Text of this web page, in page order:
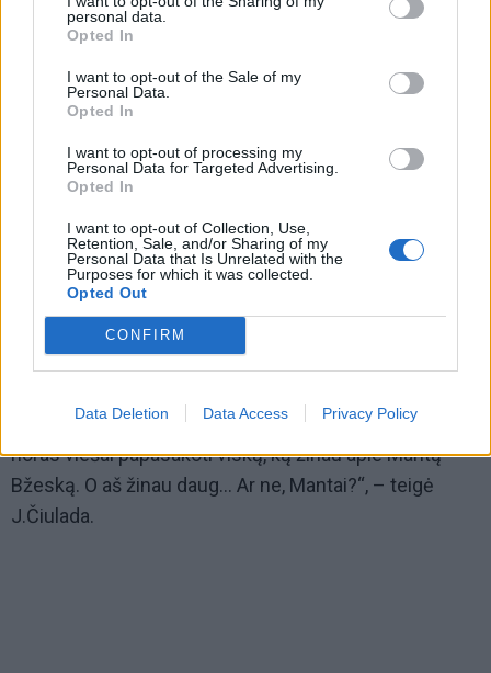
personal data.
Opted In
I want to opt-out of the Sale of my
Personal Data.
Opted In
I want to opt-out of processing my
Personal Data for Targeted Advertising.
Opted In
I want to opt-out of Collection, Use,
Retention, Sale, and/or Sharing of my
Personal Data that Is Unrelated with the
Purposes for which it was collected.
Opted Out
CONFIRM
Data Deletion Data Access Privacy Policy
legendinių „FOJE“ ir „ŽAS“ vadybininkas. Jis
bendradarbiavo su Gintaru Reklaičiu. Jis, kaip ir aš,
žino, kokiu būdu „Naujieji lietuviai“ tapo Manto
nuosavybe. Man atrodo, kad A. Butkevičiui trūko
kantrybė. Jis kalė kandų postą, viešai ir šlykščiai
meluojantį Egmontą Bžeską pastatantį tiesiai į vietą.
Mano kantrybė taip pat ne geležinė. Po to, kai šis
galimai apvogto Gyncės vokalui, man kyla vis didesnis
noras viešai papasakoti viską, ką žinau apie Mantą
Bžeską. O aš žinau daug… Ar ne, Mantai?“, – teigė
J.Čiulada.